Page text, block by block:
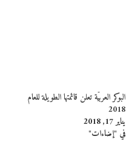
البوكر العربيّة تعلن قائمتها الطويلة للعام
2018
يناير 17, 2018
في "إضاءات"